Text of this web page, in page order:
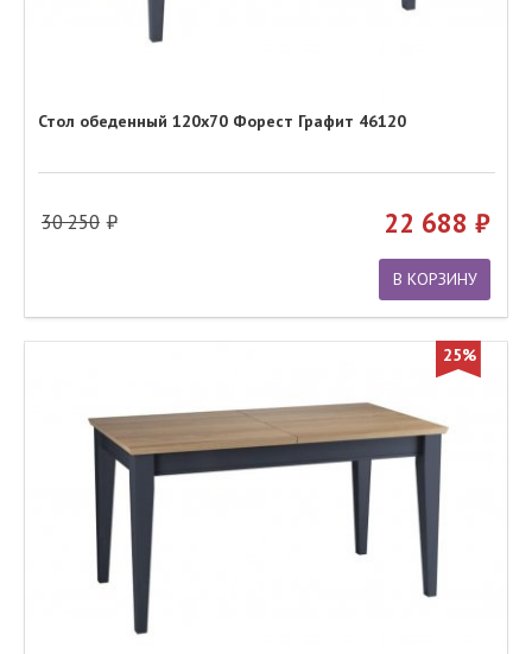
Стол обеденный 120х70 Форест Графит 46120
30 250 22 688
В КОРЗИНУ
25%